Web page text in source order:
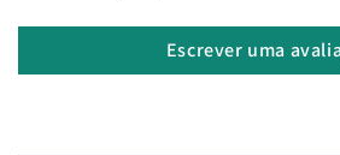
Escrever uma